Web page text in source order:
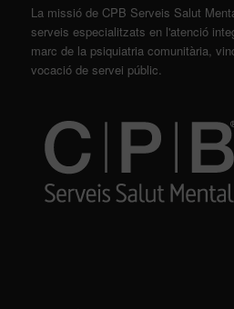
La missió de CPB Serveis Salut
serveis especialitzats en l'atenció
marc de la psiquiatria comunitària,
vocació de servei públic.